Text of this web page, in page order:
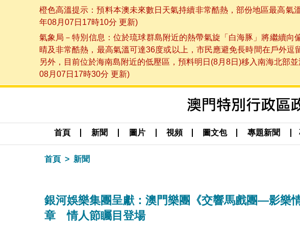
橙色高溫提示：預料本澳未來數日天氣持續非常酷熱，部份地區最高
年08月07日17時10分 更新)
氣象局－特別信息：位於琉球群島附近的熱帶氣旋「白海豚」將繼續
晴及非常酷熱，最高氣溫可達36度或以上，市民應避免長時間在戶外
另外，目前位於海南島附近的低壓區，預料明日(8月8日)移入南海北部
08月07日17時30分 更新)
首頁 新聞 圖片 視頻 圖文包 專題新聞
首頁 新聞
銀河娛樂集團呈獻：澳門樂團《交響馬戲團—影樂
章 情人節矚目登場